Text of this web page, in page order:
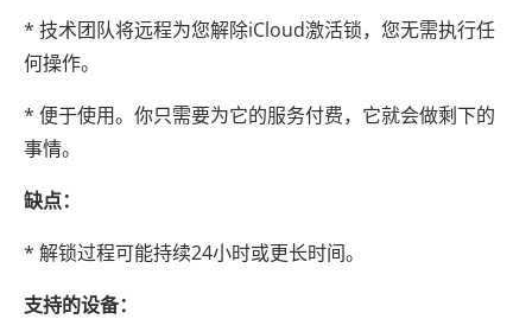
* 技术团队将远程为您解除iCloud激活锁，您无需执行任
何操作。
* 便于使用。你只需要为它的服务付费，它就会做剩下的
事情。
缺点：
* 解锁过程可能持续24小时或更长时间。
支持的设备：